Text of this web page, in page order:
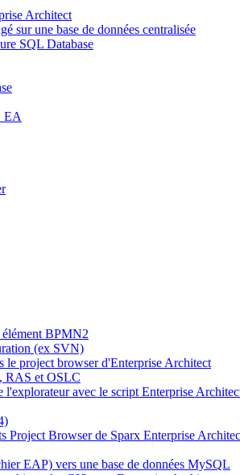
Architect
sur une base de données centralisée
SQL Database
EA
BPMN2
(ex SVN)
le project browser d'Enterprise Architect
RAS et OSLC
avec le script Enterprise
Project Browser de Sparx Enterprise
EAP) vers une base de données MySQL